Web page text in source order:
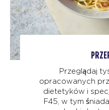
Przeglądaj
opracowanych
dietetyków i
F45, w tym